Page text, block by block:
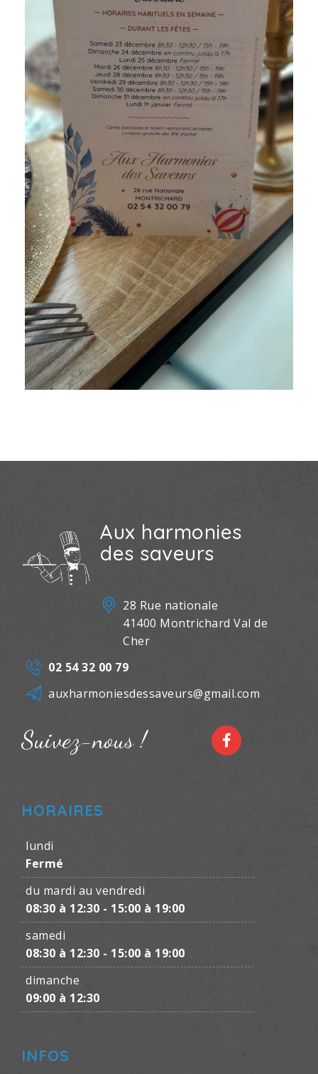
Aux harmonies
des saveurs
28 Rue nationale
41400 Montrichard Val de
Cher
02 54 32 00 79
auxharmoniesdessaveurs@gmail.com
Suivez-nous !
HORAIRES
lundi
Fermé
du mardi au vendredi
08:30 à 12:30 - 15:00 à 19:00
samedi
08:30 à 12:30 - 15:00 à 19:00
dimanche
09:00 à 12:30
INFOS